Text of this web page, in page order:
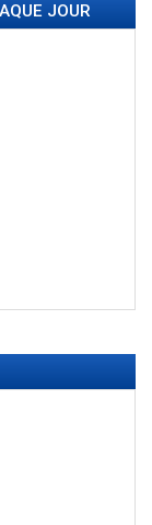
JOUR